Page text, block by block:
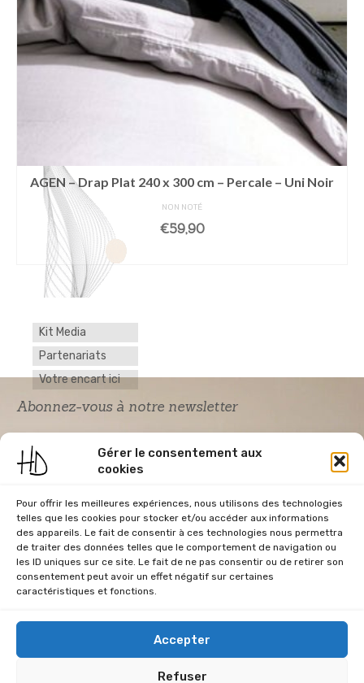
Gérer le consentement aux
cookies
Pour offrir les meilleures expériences, nous utilisons des technologies
telles que les cookies pour stocker et/ou accéder aux informations
des appareils. Le fait de consentir à ces technologies nous permettra
de traiter des données telles que le comportement de navigation ou
les ID uniques sur ce site. Le fait de ne pas consentir ou de retirer son
consentement peut avoir un effet négatif sur certaines
caractéristiques et fonctions.
Accepter
Refuser
AGEN – Drap Plat 240 x 300 cm – Percale – Uni Noir
NON NOTÉ
€59,90
AJOUTER AU PANIER
Kit Media
Partenariats
Votre encart ici
Abonnez-vous à notre newsletter
Acceptation RGPD
*
J'accepte la politique de confidentialité du
site Home & Déco